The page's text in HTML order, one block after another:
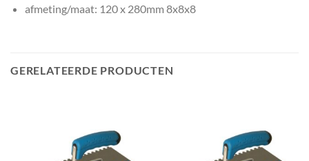
afmeting/maat: 120 x 280mm 8x8x8
GERELATEERDE PRODUCTEN